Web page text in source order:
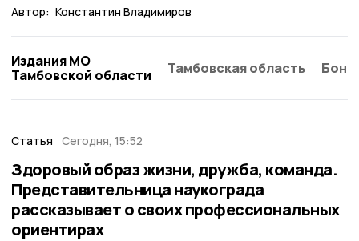
Автор: Константин Владимиров
Издания МО
Тамбовской области
Тамбовская область
Статья Сегодня, 15:52
Здоровый образ жизни, дружба, команда.
Представительница наукограда
рассказывает о своих профессиональных
ориентирах